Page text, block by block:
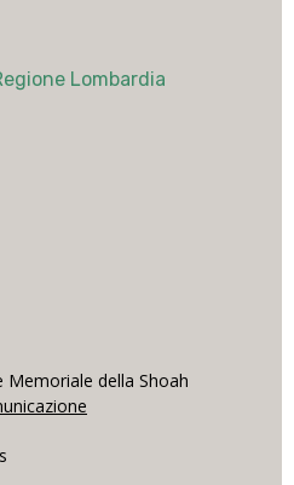
Lombardia
della Shoah